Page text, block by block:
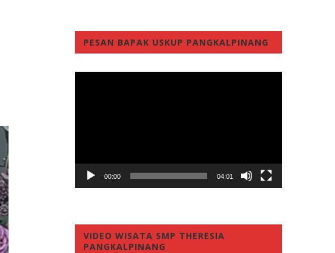
PESAN BAPAK USKUP PANGKALPINANG
00:00 04:01
VIDEO WISATA SMP THERESIA
PANGKALPINANG